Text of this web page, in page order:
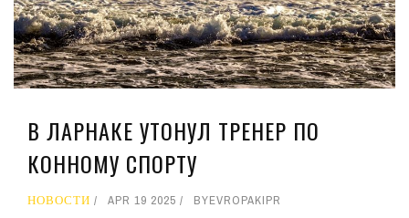
В ЛАРНАКЕ УТОНУЛ ТРЕНЕР ПО
КОННОМУ СПОРТУ
НОВОСТИ APR 19 2025 BYEVROPAKIPR